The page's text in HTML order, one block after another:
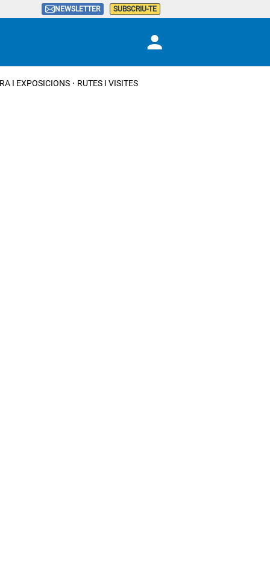
NEWSLETTER SUBSCRIU-TE
I EXPOSICIONS RUTES I VISITES